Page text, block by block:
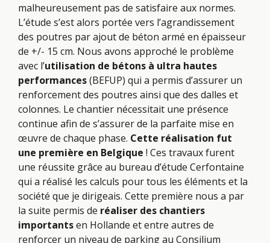
malheureusement pas de satisfaire aux normes.
L’étude s’est alors portée vers l’agrandissement
des poutres par ajout de béton armé en épaisseur
de +/- 15 cm. Nous avons approché le problème
avec l’utilisation de bétons à ultra hautes
performances(BEFUP) qui a permis d’assurer un
renforcement des poutres ainsi que des dalles et
colonnes. Le chantier nécessitait une présence
continue afin de s’assurer de la parfaite mise en
œuvre de chaque phase. Cette réalisation fut
une première en Belgique ! Ces travaux furent
une réussite grâce au bureau d’étude Cerfontaine
qui a réalisé les calculs pour tous les éléments et la
société que je dirigeais. Cette première nous a par
la suite permis de réaliser des chantiers
importantsen Hollande et entre autres de
renforcer un niveau de parking au Consilium